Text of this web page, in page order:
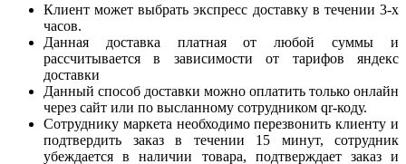
Клиент может выбрать экспресс доставку в течении 3-х
часов.
Данная доставка платная от любой суммы и
рассчитывается в зависимости от тарифов яндекс
доставки
Данный способ доставки можно оплатить только онлайн
через сайт или по высланному сотрудником qr-коду.
Сотруднику маркета необходимо перезвонить клиенту и
подтвердить заказ в течении 15 минут, сотрудник
убеждается в наличии товара, подтверждает заказ и